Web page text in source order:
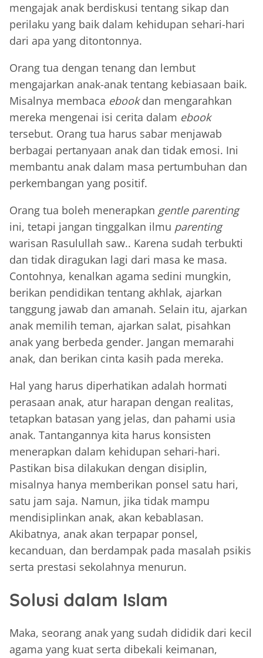
mengajak anak berdiskusi tentang sikap dan
perilaku yang baik dalam kehidupan sehari-hari
dari apa yang ditontonnya.
Orang tua dengan tenang dan lembut
mengajarkan anak-anak tentang kebiasaan baik.
Misalnya membaca ebookdan mengarahkan
mereka mengenai isi cerita dalam ebook
tersebut. Orang tua harus sabar menjawab
berbagai pertanyaan anak dan tidak emosi. Ini
membantu anak dalam masa pertumbuhan dan
perkembangan yang positif.
Orang tua boleh menerapkan gentle parenting
ini, tetapi jangan tinggalkan ilmu parenting
warisan Rasulullah saw.. Karena sudah terbukti
dan tidak diragukan lagi dari masa ke masa.
Contohnya, kenalkan agama sedini mungkin,
berikan pendidikan tentang akhlak, ajarkan
tanggung jawab dan amanah. Selain itu, ajarkan
anak memilih teman, ajarkan salat, pisahkan
anak yang berbeda gender. Jangan memarahi
anak, dan berikan cinta kasih pada mereka.
Hal yang harus diperhatikan adalah hormati
perasaan anak, atur harapan dengan realitas,
tetapkan batasan yang jelas, dan pahami usia
anak. Tantangannya kita harus konsisten
menerapkan dalam kehidupan sehari-hari.
Pastikan bisa dilakukan dengan disiplin,
misalnya hanya memberikan ponsel satu hari,
satu jam saja. Namun, jika tidak mampu
mendisiplinkan anak, akan kebablasan.
Akibatnya, anak akan terpapar ponsel,
kecanduan, dan berdampak pada masalah psikis
serta prestasi sekolahnya menurun.
Solusi dalam Islam
Maka, seorang anak yang sudah dididik dari kecil
agama yang kuat serta dibekali keimanan,